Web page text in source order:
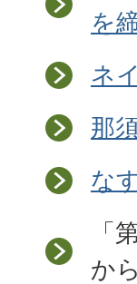
を
ネ
那
な
「
か